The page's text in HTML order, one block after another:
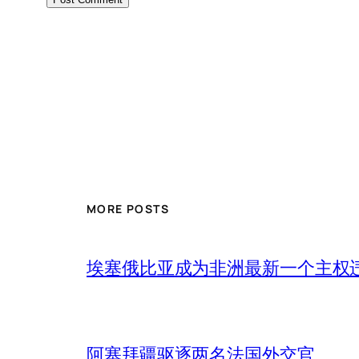
MORE POSTS
埃塞俄比亚成为非洲最新一个主权
阿塞拜疆驱逐两名法国外交官